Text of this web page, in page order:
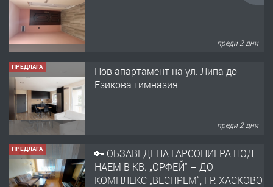
преди 2 дни
ПРЕДЛАГА
Нов апартамент на ул. Липа до
Езикова гимназия
преди 2 дни
ПРЕДЛАГА
🔑 ОБЗАВЕДЕНА ГАРСОНИЕРА ПОД
НАЕМ В КВ. „ОРФЕЙ“ – ДО
КОМПЛЕКС „ВЕСПРЕМ“, ГР. ХАСКОВО